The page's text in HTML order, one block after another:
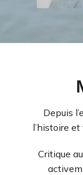
Depuis
l’histoire
Critique